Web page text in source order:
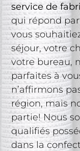
service de
qui répond
vous
séjour, votre
votre bureau,
parfaites à
n’affirmons
région, mais
partie! Nous
qualifiés
dans la